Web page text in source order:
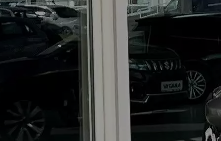
e VITARA eAxle ALLGRIP-e Comfort+ (61 kWh-
Batterie)Verbrauchswerte: Energieverbrauch kombiniert:
16,6 kWh/100 km; CO₂-Emissionen kombiniert: 0 g/km;
CO₂-Klasse: A.
Abbildungen zeigen Sonderausstattungen.
Sie müssen erst die Kategorie "Funktionale Cookies" freischalten.
Cookie‑Einstellungen öffnen